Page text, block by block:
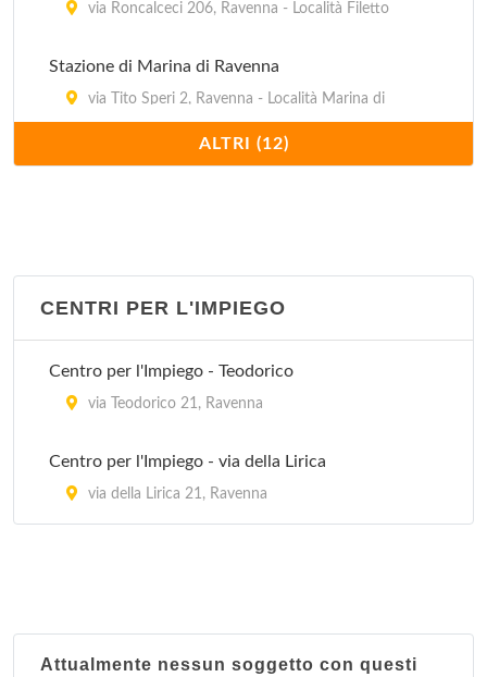
via Roncalceci 206, Ravenna - Località Filetto
Stazione di Marina di Ravenna
via Tito Speri 2, Ravenna - Località Marina di
Ravenna
Stazione di San Pietro in Vincoli
Stazione di Sant'Alberto
via Ravaioli 22, Ravenna - Località Sant'Alberto
ALTRI (12)
CENTRI PER L'IMPIEGO
Centro per l'Impiego - Teodorico
via Teodorico 21, Ravenna
Centro per l'Impiego - via della Lirica
via della Lirica 21, Ravenna
Attualmente nessun soggetto con questi